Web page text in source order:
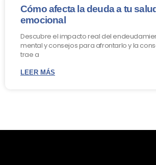
Cómo afecta la deuda a tu
emocional
Descubre el impacto real del
mental y consejos para afrontarlo y la
trae a
LEER MÁS